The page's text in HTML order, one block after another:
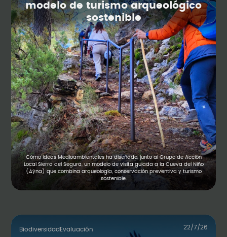
modelo de turismo arqueológico
sostenible
Cómo Ideas Medioambientales ha diseñado, junto al Grupo de Acción
Local Sierra del Segura, un modelo de visita guiada a la Cueva del Niño
(Aýna) que combina arqueología, conservación preventiva y turismo
sostenible.
Biodiversidad Evaluación 22/7/26